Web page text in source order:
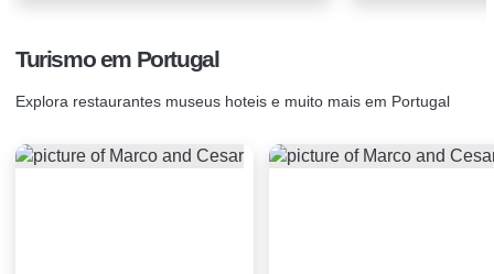
Turismo em Portugal
Explora restaurantes museus hoteis e muito mais em Portugal